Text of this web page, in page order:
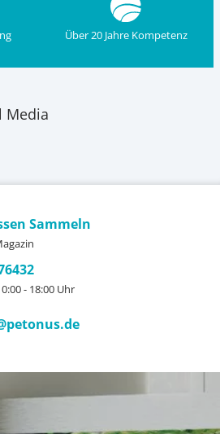
Über 20 Jahre Kompetenz
Media
Sammeln
- 18:00 Uhr